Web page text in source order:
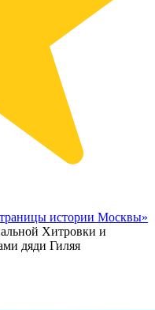
истории Москвы»
Хитровки и
дяди Гиляя